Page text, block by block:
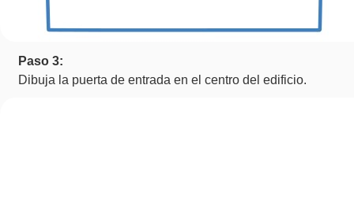
Paso 3:
Dibuja la puerta de entrada en el centro del edificio.